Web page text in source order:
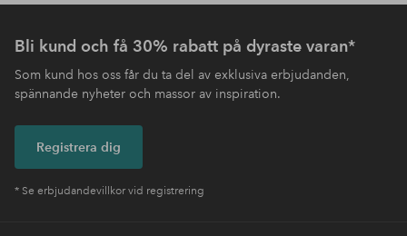
Bli kund och få 30% rabatt på dyraste varan*
Som kund hos oss får du ta del av exklusiva erbjudanden,
spännande nyheter och massor av inspiration.
Registrera dig
* Se erbjudandevillkor vid registrering